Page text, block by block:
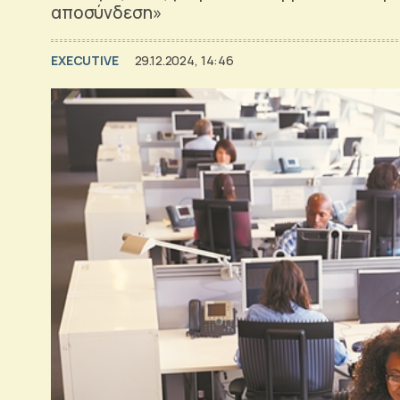
αποσύνδεση»
EXECUTIVE 29.12.2024, 14:46